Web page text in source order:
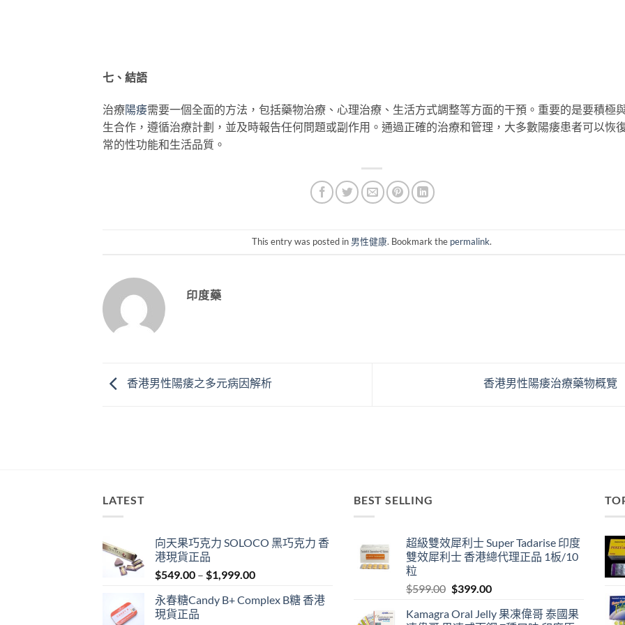
七、結語
治療陽痿需要一個全面的方法，包括藥物治療、心理治療、生活方式調整等方面的干預。重要的是要積極
生合作，遵循治療計劃，並及時報告任何問題或副作用。通過正確的治療和管理，大多數陽痿患者可以恢
常的性功能和生活品質。
This entry was posted in 男性健康. Bookmark the permalink.
印度藥
香港男性陽痿之多元病因解析 香港男性陽痿治療藥物概覽
LATEST
向天果巧克力 SOLOCO 黑巧克力 香
港現貨正品
$549.00 – $1,999.00Price
$549.00
永春糖Candy B+ Complex B糖 香港
現貨正品
BEST SELLING
超級雙效犀利士 Super Tadarise 印度
雙效犀利士 香港總代理正品 1板/10
粒
$599.00 Original
was:
$399.00Current
is:
Kamagra Oral Jelly 果凍偉哥 泰國果